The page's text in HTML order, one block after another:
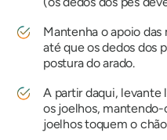
Mantenha o apoio
até que os dedos dos
postura do arado.
A partir daqui,
os joelhos, mantendo-
joelhos toquem o